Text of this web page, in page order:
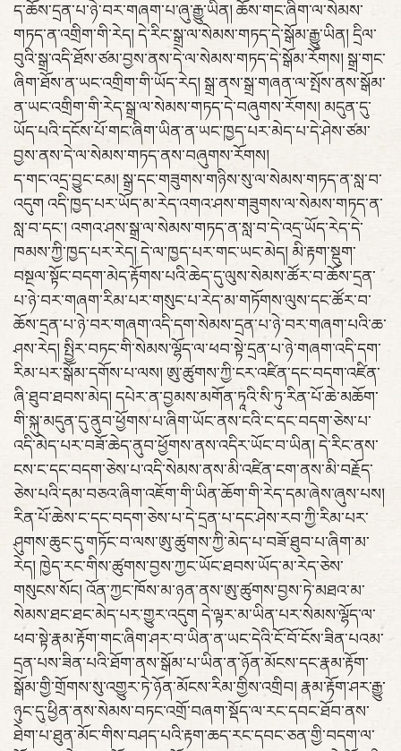
ད་ཆོས་དྲན་པ་ཉེ་བར་གཞག་པ་ཞུ་རྒྱུ་ཡིན། ཆོས་གང་ཞིག་ལ་སེམས་
གཏད་ན་འགྲིག་གི་རེད། དེ་རིང་སྒྲ་ལ་སེམས་གཏད་དེ་སྒོམ་རྒྱུ་ཡིན། དྲིལ་
བུའི་སྒྲ་འདི་ཐོས་ཙམ་བྱས་ནས་དེ་ལ་སེམས་གཏད་དེ་སྒོམ་རོགས། སྒྲ་གང་
ཞིག་ཐོས་ན་ཡང་འགྲིག་གི་ཡོད་རེད། སྒྲ་ནས་སྒྲ་གཞན་ལ་སྤོས་ནས་སྒོམ་
ན་ཡང་འགྲིག་གི་རེད་སྒྲ་ལ་སེམས་གཏད་དེ་བཞུགས་རོགས། མདུན་དུ་
ཡོད་པའི་དངོས་པོ་གང་ཞིག་ཡིན་ན་ཡང་ཁྱད་པར་མེད་པ་དེ་ཤེས་ཙམ་
བྱས་ནས་དེ་ལ་སེམས་གཏད་ནས་བཞུགས་རོགས།
ད་གང་འདྲ་བྱུང་ངམ། སྒྲ་དང་གཟུགས་གཉིས་སུ་ལ་སེམས་གཏད་ན་སླ་བ་
འདུག འདི་ཁྱད་པར་ཡོད་མ་རེད་འགའ་ཤས་གཟུགས་ལ་སེམས་གཏད་ན་
སླ་བ་དང་། འགའ་ཤས་སྒྲ་ལ་སེམས་གཏད་ན་སླ་བ་དེ་འདྲ་ཡོད་རེད་དེ་
ཁམས་ཀྱི་ཁྱད་པར་རེད། དེ་ལ་ཁྱད་པར་གང་ཡང་མེད། མི་རྟག་སྡུག་
བསྔལ་སྟོང་བདག་མེད་རྟོགས་པའི་ཆེད་དུ་ལུས་སེམས་ཚོར་བ་ཆོས་དྲན་
པ་ཉེ་བར་གཞག་རིམ་པར་གསུང་པ་རེད་མ་གཏོགས་ལུས་དང་ཚོར་བ་
ཆོས་དྲན་པ་ཉེ་བར་གཞག་འདི་དག་སེམས་དྲན་པ་ཉེ་བར་གཞག་པའི་ཆ་
ཤས་རེད། སྤྱིར་བཏང་གི་སེམས་ལྷོད་ལ་ཕབ་སྟེ་དྲན་པ་ཉེ་གཞག་འདི་དག་
རིམ་པར་སྒོམ་དགོས་པ་ལས། ཨུ་ཚུགས་ཀྱི་ངར་འཛིན་དང་བདག་འཛིན་
ཞི་ཐུབ་ཐབས་མེད། དཔེར་ན་བྱམས་མགོན་ཏཱའི་སི་ཏུ་རིན་པོ་ཆེ་མཆོག་
གི་སྐུ་མདུན་དུ་ནུབ་ཕྱོགས་པ་ཞིག་ཡོང་ནས་ངའི་ང་དང་བདག་ཅེས་པ་
འདི་མེད་པར་བཟོ་ཆེད་ནུབ་ཕྱོགས་ནས་འདིར་ཡོང་བ་ཡིན། དེ་རིང་ནས་
ངས་ང་དང་བདག་ཅེས་པ་འདི་སེམས་ནས་མི་འཛིན་ངག་ནས་མི་བརྗོད་
ཅེས་པའི་དམ་བཅའ་ཞིག་འཇོག་གི་ཡིན་ཆོག་གི་རེད་དམ་ཞེས་ཞུས་པས།
རིན་པོ་ཆེས་ང་དང་བདག་ཅེས་པ་དེ་དྲན་པ་དང་ཤེས་རབ་ཀྱི་རིམ་པར་
ཤུགས་ཆུང་དུ་གཏོང་བ་ལས་ཨུ་ཚུགས་ཀྱི་མེད་པ་བཟོ་ཐུབ་པ་ཞིག་མ་
རེད། ཁྱེད་རང་གིས་ཚུགས་བྱས་ཀྱང་ཡོང་ཐབས་ཡོད་མ་རེད་ཅེས་
གསུངས་སོང། འོན་ཀྱང་ཁོས་མ་ཉན་ནས་ཨུ་ཚུགས་བྱས་ཏེ་མཐའ་མ་
སེམས་ཐང་ཐང་མེད་པར་གྱུར་འདུག དེ་ལྟར་མ་ཡིན་པར་སེམས་ལྷོད་ལ་
ཕབ་སྟེ་རྣམ་རྟོག་གང་ཞིག་ཤར་བ་ཡིན་ན་ཡང་དེའི་ངོ་བོ་ངོས་ཟིན་པའམ་
དྲན་པས་ཟིན་པའི་ཐོག་ནས་སྒོམ་པ་ཡིན་ན་ཉོན་མོངས་དང་རྣམ་རྟོག་
སྒོམ་གྱི་གྲོགས་སུ་འགྱུར་ཏེ་ཉོན་མོངས་རིམ་གྱིས་འགྲིབ། རྣམ་རྟོག་ཤར་རྒྱུ་
ཉུང་དུ་ཕྱིན་ནས་སེམས་བཏང་འགྲོ་བཞག་སྡོད་ལ་རང་དབང་ཐོབ་ནས་
ཐེག་པ་ཐུན་མོང་གིས་བཤད་པའི་རྟག་ཆད་རང་དབང་ཅན་གྱི་བདག་ལ་